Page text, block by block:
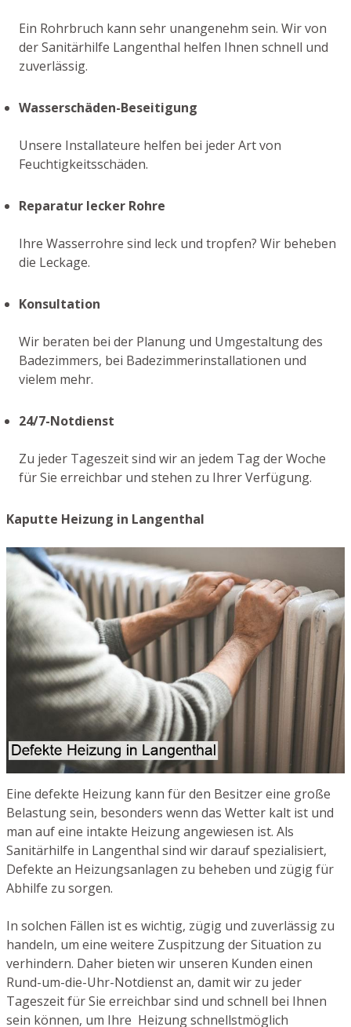
Ein Rohrbruch kann sehr unangenehm sein. Wir von
der Sanitärhilfe Langenthal helfen Ihnen schnell und
zuverlässig.
Wasserschäden-Beseitigung
Unsere Installateure helfen bei jeder Art von
Feuchtigkeitsschäden.
Reparatur lecker Rohre
Ihre Wasserrohre sind leck und tropfen? Wir beheben
die Leckage.
Konsultation
Wir beraten bei der Planung und Umgestaltung des
Badezimmers, bei Badezimmerinstallationen und
vielem mehr.
24/7-Notdienst
Zu jeder Tageszeit sind wir an jedem Tag der Woche
für Sie erreichbar und stehen zu Ihrer Verfügung.
Kaputte Heizung in Langenthal
Eine defekte Heizung kann für den Besitzer eine große
Belastung sein, besonders wenn das Wetter kalt ist und
man auf eine intakte Heizung angewiesen ist. Als
Sanitärhilfe in Langenthal sind wir darauf spezialisiert,
Defekte an Heizungsanlagen zu beheben und zügig für
Abhilfe zu sorgen.
In solchen Fällen ist es wichtig, zügig und zuverlässig zu
handeln, um eine weitere Zuspitzung der Situation zu
verhindern. Daher bieten wir unseren Kunden einen
Rund-um-die-Uhr-Notdienst an, damit wir zu jeder
Tageszeit für Sie erreichbar sind und schnell bei Ihnen
sein können, um Ihre Heizung schnellstmöglich